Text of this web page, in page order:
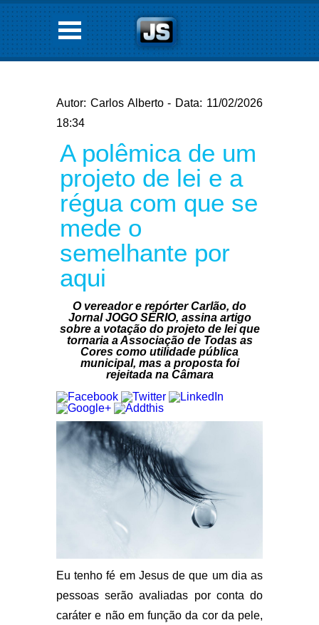
Autor: Carlos Alberto - Data: 11/02/2026
18:34
A polêmica de um
projeto de lei e a
régua com que se
mede o
semelhante por
aqui
O vereador e repórter Carlão, do
Jornal JOGO SÉRIO, assina artigo
sobre a votação do projeto de lei que
tornaria a Associação de Todas as
Cores como utilidade pública
municipal, mas a proposta foi
rejeitada na Câmara
Eu tenho fé em Jesus de que um dia as
pessoas serão avaliadas por conta do
caráter e não em função da cor da pele,